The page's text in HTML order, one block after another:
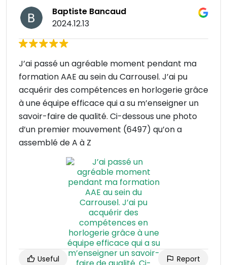
Baptiste Bancaud
2024.12.13
J’ai passé un agréable moment pendant ma
formation AAE au sein du Carrousel. J’ai pu
acquérir des compétences en horlogerie grâce
à une équipe efficace qui a su m’enseigner un
savoir-faire de qualité. Ci-dessous une photo
d’un premier mouvement (6497) qu’on a
assemblé de A à Z
Useful Report